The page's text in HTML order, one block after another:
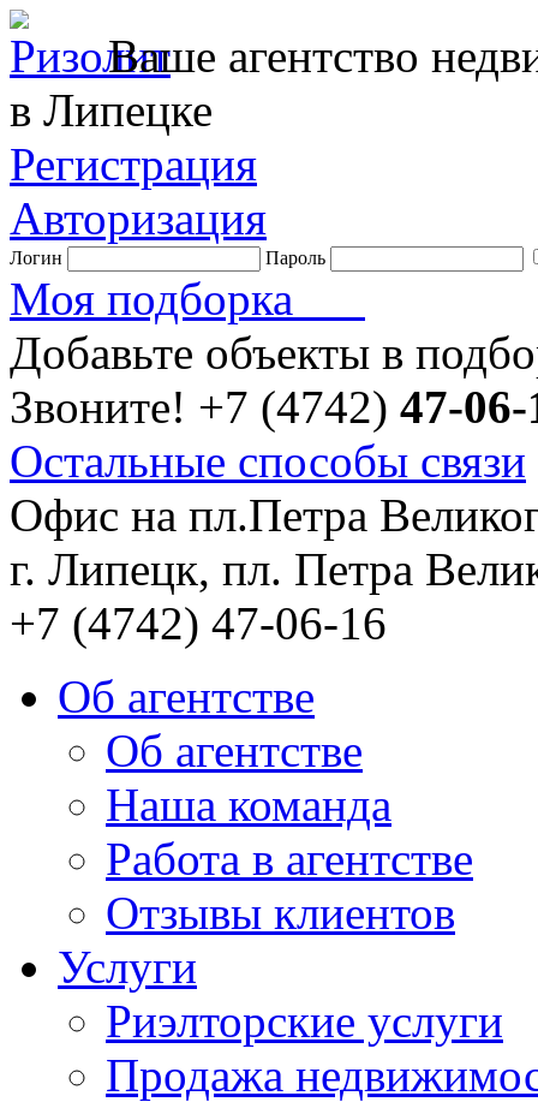
Ваше агентство
в Липецке
Регистрация
Авторизация
Логин Пароль
Моя подборка
Добавьте объекты в
Звоните! +7 (4742) 47-06-
Остальные способы связи
Офис на пл.Петра
г. Липецк, пл. Петра
+7 (4742) 47-06-16
Об агентстве
Об агентстве
Наша команда
Работа в агентстве
Отзывы клиентов
Услуги
Риэлторские услуги
Продажа